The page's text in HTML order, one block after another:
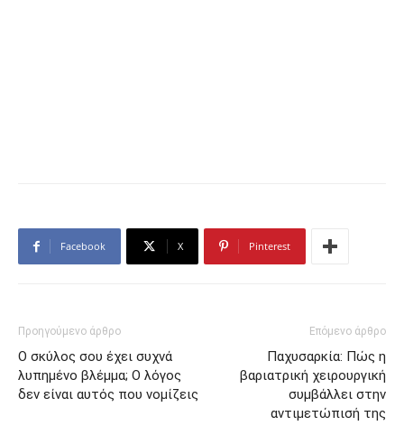
Facebook X Pinterest
Προηγούμενο άρθρο
Ο σκύλος σου έχει συχνά
λυπημένο βλέμμα; Ο λόγος
δεν είναι αυτός που νομίζεις
Επόμενο άρθρο
Παχυσαρκία: Πώς η
βαριατρική χειρουργική
συμβάλλει στην
αντιμετώπισή της